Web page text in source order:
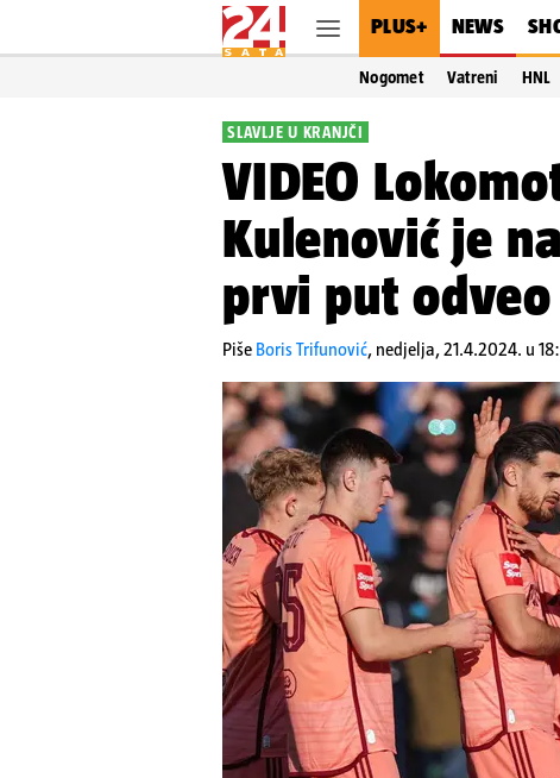
PLUS+ NEWS
Nogomet Vatreni HNL
SLAVLJE U KRANJČI
VIDEO
Kulenović je
prvi put
Piše Boris Trifunović, nedjelja, 21.4.2024. u